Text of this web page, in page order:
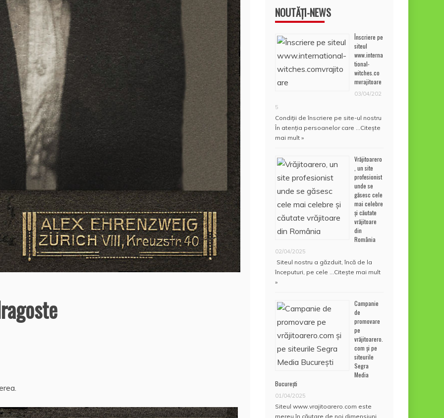
NOUTĂȚI-NEWS
Înscriere pe
siteul
www.interna
tional-
witches.co
mvrajitoare
03/04/202
5
Condiţii de înscriere pe site-ul nostru
În atenţia persoanelor care … Citește
mai mult »
Vrăjitoarero
, un site
profesionist
unde se
găsesc cele
mai celebre
și căutate
vrăjitoare
din
România
02/04/2025
Siteul nostru a găzduit, încă de la
începuturi, pe cele … Citește mai mult
»
Campanie
de
promovare
pe
vrăjitoarero.
com și pe
siteurile
Segra
Media
București
01/04/2025
Siteul www.vrajitoarero.com este
mereu în căutare de noi dimensiuni